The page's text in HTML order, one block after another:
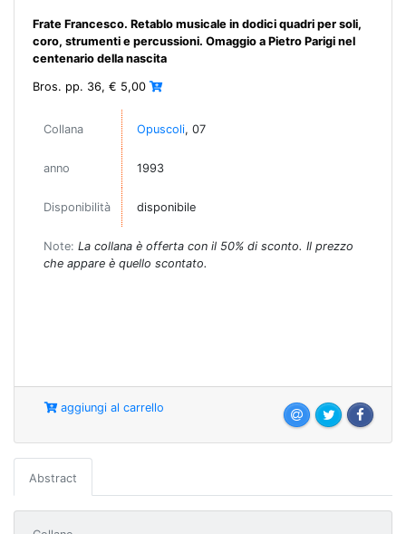
Frate Francesco. Retablo musicale in dodici quadri per soli,
coro, strumenti e percussioni. Omaggio a Pietro Parigi nel
centenario della nascita
Bros. pp. 36, € 5,00
Collana Opuscoli, 07
anno 1993
Disponibilità disponibile
Note: La collana è offerta con il 50% di sconto. Il prezzo
che appare è quello scontato.
aggiungi al carrello
Abstract